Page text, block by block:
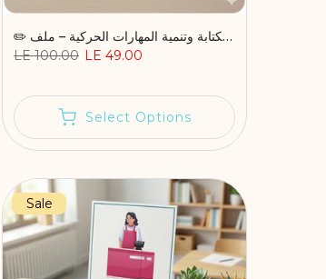
✏️ أنشطة ما قبل الكتابة وتنمية المهارات الحركية – ملف PDF قابل للطباعة
LE 100.00 LE 49.00
Select Options
Sale